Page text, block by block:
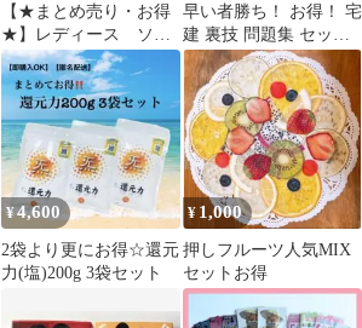
【★まとめ売り・お得
★】レディース ソッ
クス 5足セット く
ま ベアー 男女兼用
早い者勝ち！ お得！ 宅
建 裏技 問題集 セット
割 4点
¥4,600
2袋より更にお得☆還元
力(塩)200g 3袋セット
¥ 1,000
押しフルーツ人気MIX
セットお得